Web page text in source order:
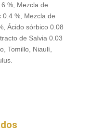
%, Mezcla de
0.4 %, Mezcla de
Ácido sórbico 0.08
de Salvia 0.03
Tomillo, Niaulí,